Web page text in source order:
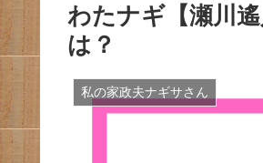
わたナギ【瀬川
は？
私の家政夫ナギサさん